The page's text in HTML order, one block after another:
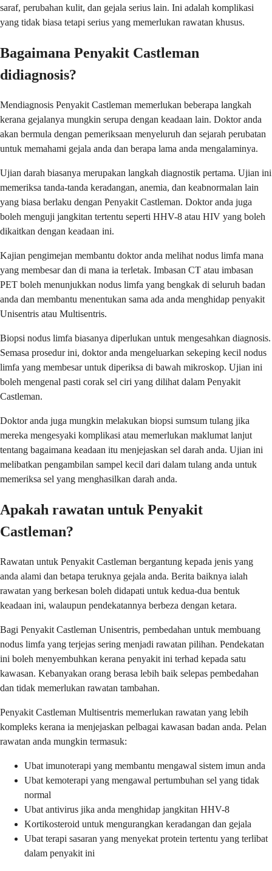
saraf, perubahan kulit, dan gejala serius lain. Ini adalah komplikasi
yang tidak biasa tetapi serius yang memerlukan rawatan khusus.
Bagaimana Penyakit Castleman
didiagnosis?
Mendiagnosis Penyakit Castleman memerlukan beberapa langkah
kerana gejalanya mungkin serupa dengan keadaan lain. Doktor anda
akan bermula dengan pemeriksaan menyeluruh dan sejarah perubatan
untuk memahami gejala anda dan berapa lama anda mengalaminya.
Ujian darah biasanya merupakan langkah diagnostik pertama. Ujian ini
memeriksa tanda-tanda keradangan, anemia, dan keabnormalan lain
yang biasa berlaku dengan Penyakit Castleman. Doktor anda juga
boleh menguji jangkitan tertentu seperti HHV-8 atau HIV yang boleh
dikaitkan dengan keadaan ini.
Kajian pengimejan membantu doktor anda melihat nodus limfa mana
yang membesar dan di mana ia terletak. Imbasan CT atau imbasan
PET boleh menunjukkan nodus limfa yang bengkak di seluruh badan
anda dan membantu menentukan sama ada anda menghidap penyakit
Unisentris atau Multisentris.
Biopsi nodus limfa biasanya diperlukan untuk mengesahkan diagnosis.
Semasa prosedur ini, doktor anda mengeluarkan sekeping kecil nodus
limfa yang membesar untuk diperiksa di bawah mikroskop. Ujian ini
boleh mengenal pasti corak sel ciri yang dilihat dalam Penyakit
Castleman.
Doktor anda juga mungkin melakukan biopsi sumsum tulang jika
mereka mengesyaki komplikasi atau memerlukan maklumat lanjut
tentang bagaimana keadaan itu menjejaskan sel darah anda. Ujian ini
melibatkan pengambilan sampel kecil dari dalam tulang anda untuk
memeriksa sel yang menghasilkan darah anda.
Apakah rawatan untuk Penyakit
Castleman?
Rawatan untuk Penyakit Castleman bergantung kepada jenis yang
anda alami dan betapa teruknya gejala anda. Berita baiknya ialah
rawatan yang berkesan boleh didapati untuk kedua-dua bentuk
keadaan ini, walaupun pendekatannya berbeza dengan ketara.
Bagi Penyakit Castleman Unisentris, pembedahan untuk membuang
nodus limfa yang terjejas sering menjadi rawatan pilihan. Pendekatan
ini boleh menyembuhkan kerana penyakit ini terhad kepada satu
kawasan. Kebanyakan orang berasa lebih baik selepas pembedahan
dan tidak memerlukan rawatan tambahan.
Penyakit Castleman Multisentris memerlukan rawatan yang lebih
kompleks kerana ia menjejaskan pelbagai kawasan badan anda. Pelan
rawatan anda mungkin termasuk:
Ubat imunoterapi yang membantu mengawal sistem imun anda
Ubat kemoterapi yang mengawal pertumbuhan sel yang tidak
normal
Ubat antivirus jika anda menghidap jangkitan HHV-8
Kortikosteroid untuk mengurangkan keradangan dan gejala
Ubat terapi sasaran yang menyekat protein tertentu yang terlibat
dalam penyakit ini